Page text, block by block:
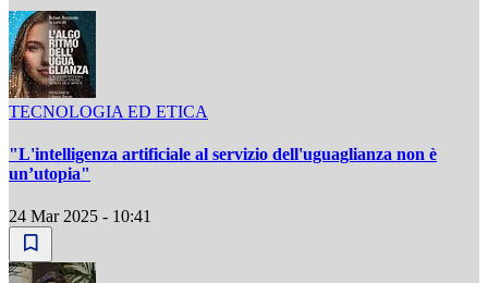
TECNOLOGIA ED ETICA
"L'intelligenza artificiale al servizio dell'uguaglianza non è
un’utopia"
24 Mar 2025 - 10:41